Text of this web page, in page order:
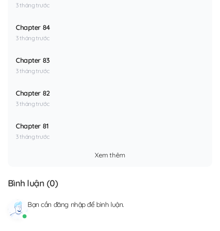
3 tháng trước
Chapter 84
3 tháng trước
Chapter 83
3 tháng trước
Chapter 82
3 tháng trước
Chapter 81
3 tháng trước
Xem thêm
Bình luận (0)
Bạn cần đăng nhậpđể bình luận.